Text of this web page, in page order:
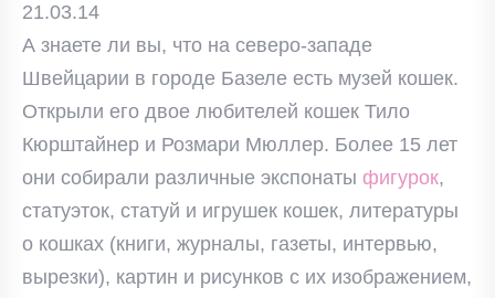
21.03.14
А знаете ли вы, что на северо-западе
Швейцарии в городе Базеле есть музей кошек.
Открыли его двое любителей кошек Тило
Кюрштайнер и Розмари Мюллер. Более 15 лет
они собирали различные экспонаты фигурок,
статуэток, статуй и игрушек кошек, литературы
о кошках (книги, журналы, газеты, интервью,
вырезки), картин и рисунков с их изображением,